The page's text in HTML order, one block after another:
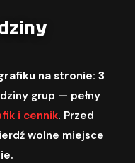
na stronie: 3
grup — pełny
i cennik. Przed
wolne miejsce